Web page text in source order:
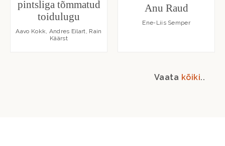
pintsliga tõmmatud
toidulugu
Aavo Kokk, Andres Eilart, Rain
Käärst
Anu Raud
Ene-Liis Semper
Vaata kõiki..